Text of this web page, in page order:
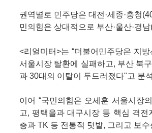
권역별로 민주당은 대전·세종·충청
민의힘은 상대적으로 부산·울산·경
<리얼미터>는 “더불어민주당은 지
서울시장 탈환에 실패하고, 부산 북
과 30대의 이탈이 두드러졌다"고 분
이어 “국민의힘은 오세훈 서울시장
고, 평택을과 대구시장 등 핵심 격
층과 TK 등 전통적 텃밭, 그리고 보